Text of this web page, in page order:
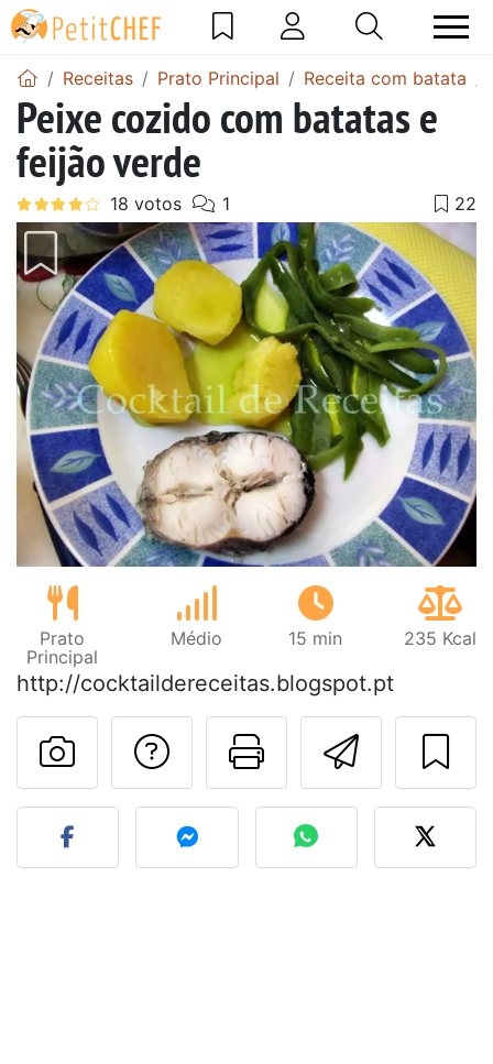
Receitas Prato Principal Receita com batata
Peixe cozido com batatas e
feijão verde
Prato
Principal
Médio 15 min 235 Kcal
http://cocktaildereceitas.blogspot.pt
Imprima
Falar com o autor
Fez esta receita?